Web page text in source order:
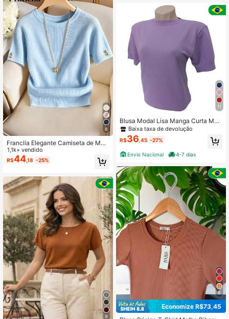
8
Franclia Elegante Camiseta de Mal
ha com Gola Redonda, Camiseta de
Malha Minimalista de Moda, Novida
de para o Verão
1,1k+ vendido
R$44,18 -25%
9
11
Blusa Modal Lisa Manga Curta Mod
a Feminina Primavera Verão
Baixa taxa de devolução
R$36 ,45 -27%
Envio Nacional 4-7 dias
8
Economize R$73,45